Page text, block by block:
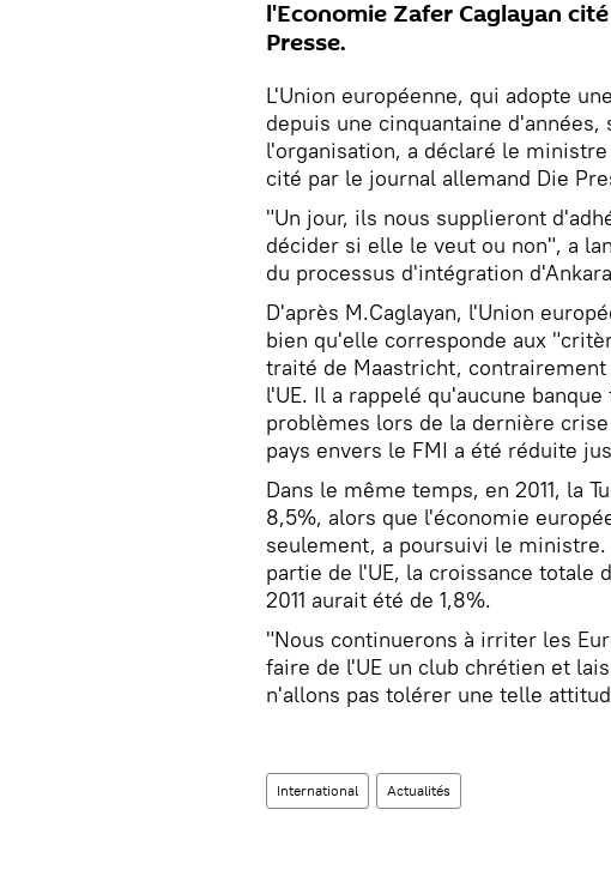
l'Economie Zafer Caglayan
Presse.
L'Union européenne, qui adopte
depuis une cinquantaine
l'organisation, a déclaré le
cité par le journal allemand Die
"Un jour, ils nous supplieront
décider si elle le veut ou non", a
du processus d'intégration
D'après M.Caglayan, l'Union
bien qu'elle corresponde aux
traité de Maastricht,
l'UE. Il a rappelé qu'aucune
problèmes lors de la dernière
pays envers le FMI a été réduite
Dans le même temps, en 2011, la
8,5%, alors que l'économie
seulement, a poursuivi le
partie de l'UE, la croissance totale
2011 aurait été de 1,8%.
"Nous continuerons à irriter les
faire de l'UE un club chrétien et
n'allons pas tolérer une telle
International Actualités